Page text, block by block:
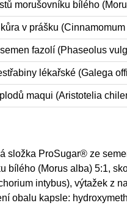
morušovníku bílého
v prášku
fazolí (Phaseolus
lékařské (Galega
maqui (Aristotelia
složka ProSugar® ze
bílého (Morus alba) 5:1,
intybus), výtažek z
obalu kapsle: